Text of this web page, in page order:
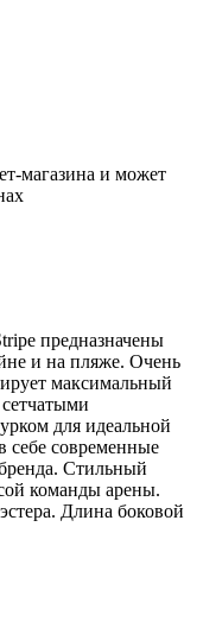
магазина и может
предназначены
и на пляже. Очень
максимальный
для идеальной
себе современные
Стильный
команды арены.
Длина боковой